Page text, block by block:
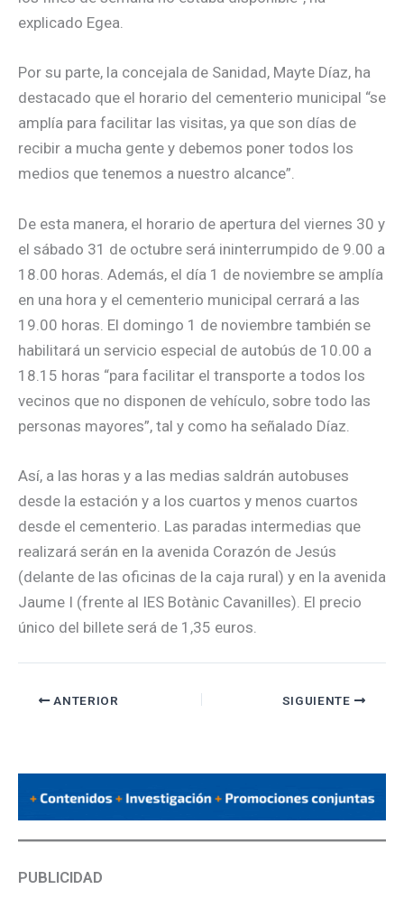
explicado Egea.
Por su parte, la concejala de Sanidad, Mayte Díaz, ha
destacado que el horario del cementerio municipal “se
amplía para facilitar las visitas, ya que son días de
recibir a mucha gente y debemos poner todos los
medios que tenemos a nuestro alcance”.
De esta manera, el horario de apertura del viernes 30 y
el sábado 31 de octubre será ininterrumpido de 9.00 a
18.00 horas. Además, el día 1 de noviembre se amplía
en una hora y el cementerio municipal cerrará a las
19.00 horas. El domingo 1 de noviembre también se
habilitará un servicio especial de autobús de 10.00 a
18.15 horas “para facilitar el transporte a todos los
vecinos que no disponen de vehículo, sobre todo las
personas mayores”, tal y como ha señalado Díaz.
Así, a las horas y a las medias saldrán autobuses
desde la estación y a los cuartos y menos cuartos
desde el cementerio. Las paradas intermedias que
realizará serán en la avenida Corazón de Jesús
(delante de las oficinas de la caja rural) y en la avenida
Jaume I (frente al IES Botànic Cavanilles). El precio
único del billete será de 1,35 euros.
ANTERIOR SIGUIENTE
PUBLICIDAD